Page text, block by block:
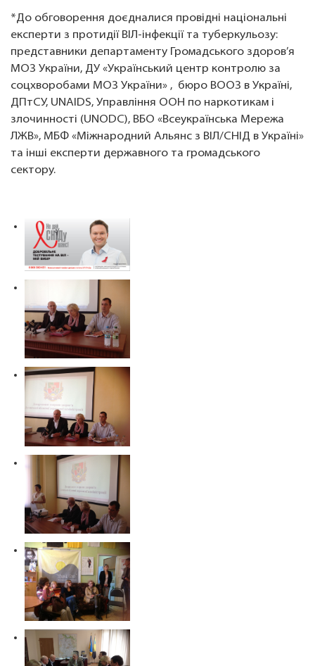
*До обговорення доєдналися провідні національні
експерти з протидії ВІЛ-інфекції та туберкульозу:
представники департаменту Громадського здоров’я
МОЗ України, ДУ «Український центр контролю за
соцхворобами МОЗ України» , бюро ВООЗ в Україні,
ДПтСУ, UNAIDS, Управління ООН по наркотикам і
злочинності (UNODC), ВБО «Всеукраїнська Мережа
ЛЖВ», МБФ «Міжнародний Альянс з ВІЛ/СНІД в Україні»
та інші експерти державного та громадського
сектору.